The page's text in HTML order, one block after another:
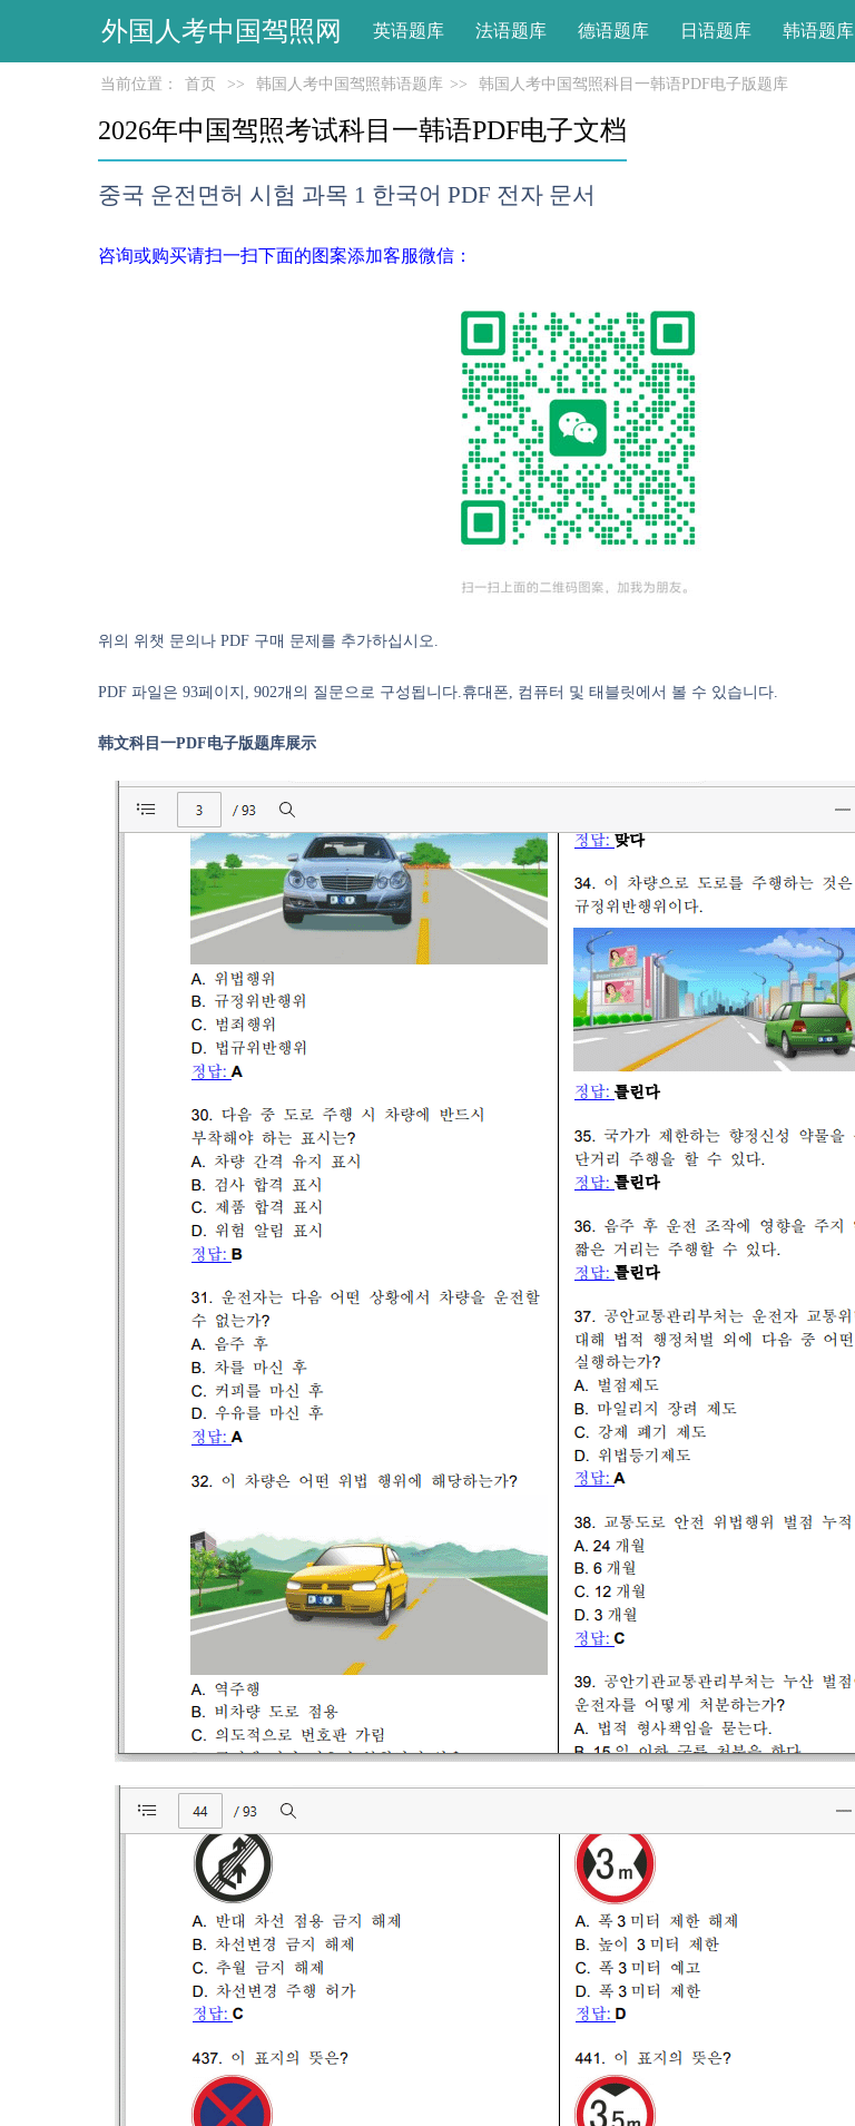
外国人考中国驾照网 英语题库 法语题库 德语题库 日语题库 韩语题库
当前位置： 首页 >> 韩国人考中国驾照韩语题库 >> 韩国人考中国驾照科目一韩语PDF电子版题库
2026年中国驾照考试科目一韩语PDF电子文档
중국 운전면허 시험 과목 1 한국어 PDF 전자 문서
咨询或购买请扫一扫下面的图案添加客服微信：
위의 위챗 문의나 PDF 구매 문제를 추가하십시오.
PDF 파일은 93페이지, 902개의 질문으로 구성됩니다.휴대폰, 컴퓨터 및 태블릿에서 볼 수 있습니다.
韩文科目一PDF电子版题库展示